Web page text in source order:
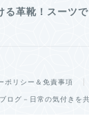
る革靴！スーツ
ポリシー＆免責事項
グ－日常の気付きを共